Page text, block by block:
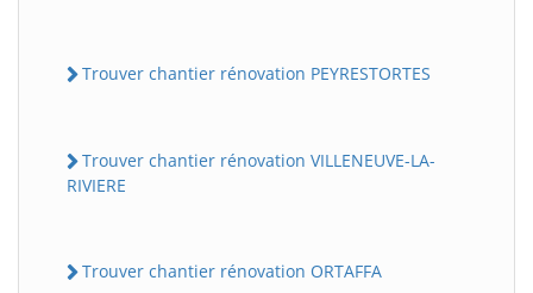
Trouver chantier rénovation PEYRESTORTES
Trouver chantier rénovation VILLENEUVE-LA-
RIVIERE
Trouver chantier rénovation ORTAFFA